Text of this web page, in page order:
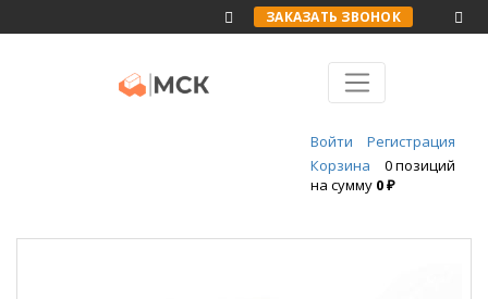
ЗАКАЗАТЬ ЗВОНОК
Войти
Регистрация
Корзина
0 позиций
на сумму 0 ₽